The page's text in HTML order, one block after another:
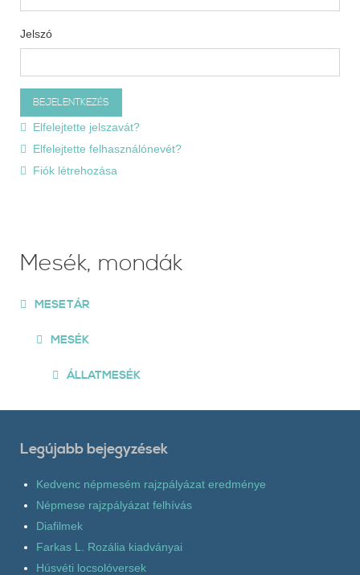
Jelszó
Elfelejtette jelszavát?
Elfelejtette felhasználónevét?
Fiók létrehozása
Mesék, mondák
MESETÁR
MESÉK
ÁLLATMESÉK
Legújabb bejegyzések
Kedvenc népmesém rajzpályázat eredménye
Népmese rajzpályázat felhívás
Diafilmek
Farkas L. Rozália kiadványai
Húsvéti locsolóversek